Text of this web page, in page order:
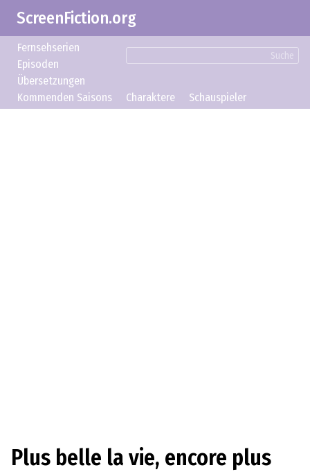
ScreenFiction.org
Suche
Fernsehserien
Episoden
Übersetzungen
Kommenden Saisons
Charaktere Schauspieler
Plus belle la vie, encore plus